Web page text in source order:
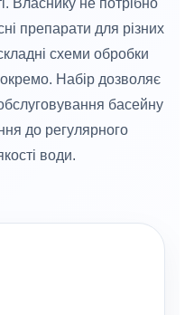
препарати для різних
схеми обробки
Набір дозволяє
басейну
до регулярного
води.